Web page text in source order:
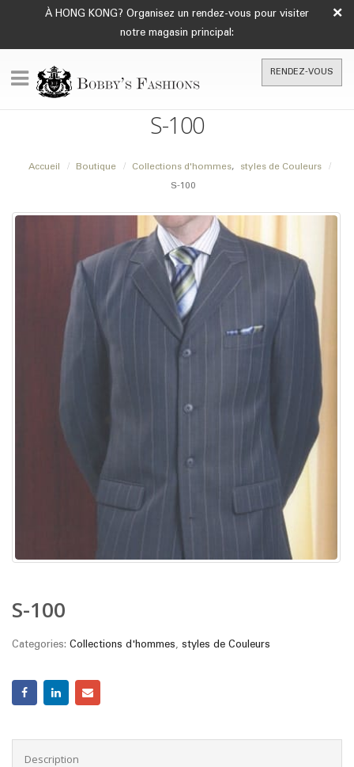
À HONG KONG? Organisez un rendez-vous pour visiter
notre magasin principal:
×
RENDEZ-VOUS
S-100
Accueil Boutique Collections d'hommes, styles de Couleurs
S-100
S-100
Categories: Collections d'hommes, styles de Couleurs
Description